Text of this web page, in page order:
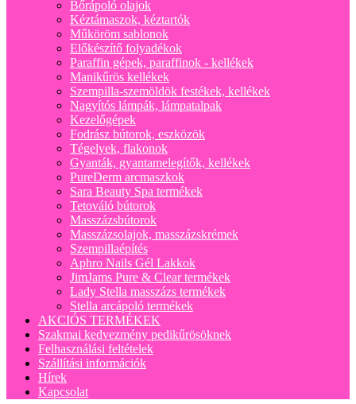
Bőrápoló olajok
Kéztámaszok, kéztartók
Műköröm sablonok
Előkészítő folyadékok
Paraffin gépek, paraffinok - kellékek
Manikűrös kellékek
Szempilla-szemöldök festékek, kellékek
Nagyítós lámpák, lámpatalpak
Kezelőgépek
Fodrász bútorok, eszközök
Tégelyek, flakonok
Gyanták, gyantamelegítők, kellékek
PureDerm arcmaszkok
Sara Beauty Spa termékek
Tetováló bútorok
Masszázsbútorok
Masszázsolajok, masszázskrémek
Szempillaépítés
Aphro Nails Gél Lakkok
JimJams Pure & Clear termékek
Lady Stella masszázs termékek
Stella arcápoló termékek
AKCIÓS TERMÉKEK
Szakmai kedvezmény pedikűrösöknek
Felhasználási feltételek
Szállítási információk
Hírek
Kapcsolat